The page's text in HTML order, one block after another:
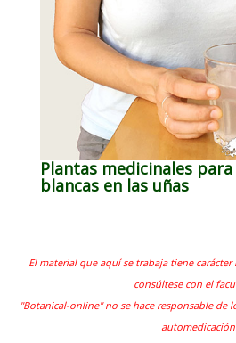
Plantas medicinales
blancas en las uñas
El material que aquí se trabaja tiene
consúltese con el
"Botanical-online" no se hace responsable de
automedicación.